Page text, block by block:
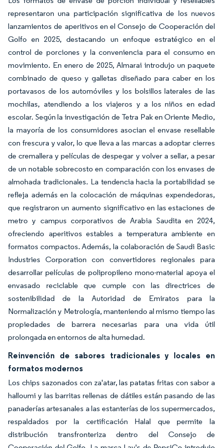
representaron una participación significativa de los nuevos
lanzamientos de aperitivos en el Consejo de Cooperación del
Golfo en 2025, destacando un enfoque estratégico en el
control de porciones y la conveniencia para el consumo en
movimiento. En enero de 2025, Almarai introdujo un paquete
combinado de queso y galletas diseñado para caber en los
portavasos de los automóviles y los bolsillos laterales de las
mochilas, atendiendo a los viajeros y a los niños en edad
escolar. Según la investigación de Tetra Pak en Oriente Medio,
la mayoría de los consumidores asocian el envase resellable
con frescura y valor, lo que lleva a las marcas a adoptar cierres
de cremallera y películas de despegar y volver a sellar, a pesar
de un notable sobrecosto en comparación con los envases de
almohada tradicionales. La tendencia hacia la portabilidad se
refleja además en la colocación de máquinas expendedoras,
que registraron un aumento significativo en las estaciones de
metro y campus corporativos de Arabia Saudita en 2024,
ofreciendo aperitivos estables a temperatura ambiente en
formatos compactos. Además, la colaboración de Saudi Basic
Industries Corporation con convertidores regionales para
desarrollar películas de polipropileno mono-material apoya el
envasado reciclable que cumple con las directrices de
sostenibilidad de la Autoridad de Emiratos para la
Normalización y Metrología, manteniendo al mismo tiempo las
propiedades de barrera necesarias para una vida útil
prolongada en entornos de alta humedad.
Reinvención de sabores tradicionales y locales en
formatos modernos
Los chips sazonados con za'atar, las patatas fritas con sabor a
halloumi y las barritas rellenas de dátiles están pasando de las
panaderías artesanales a las estanterías de los supermercados,
respaldados por la certificación Halal que permite la
distribución transfronteriza dentro del Consejo de